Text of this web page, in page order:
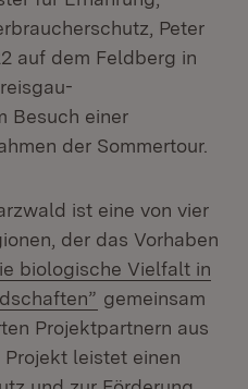
Peter
auf dem Feldberg in
Besuch einer
der Sommertour.
ist eine von vier
der das Vorhaben
biologische Vielfalt in
(Öffnet in
gemeinsam
Projektpartnern aus
leistet einen